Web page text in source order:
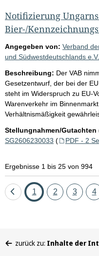
Notifizierung
Bier-/
Angegeben von: Verband
und Südwestdeutschlands e.V.
Beschreibung: Der VAB
Gesetzentwurf, der bei der
steht im Widerspruch zu EU-
Warenverkehr im
Verhältnismäßigkeit
Stellungnahmen/Gutachten
SG2606230033 ( PDF - 2
Ergebnisse 1 bis 25 von 994
EineSeite
1 Seite
2 Seite
3 4
befinden
zurück zu: Inhalte der